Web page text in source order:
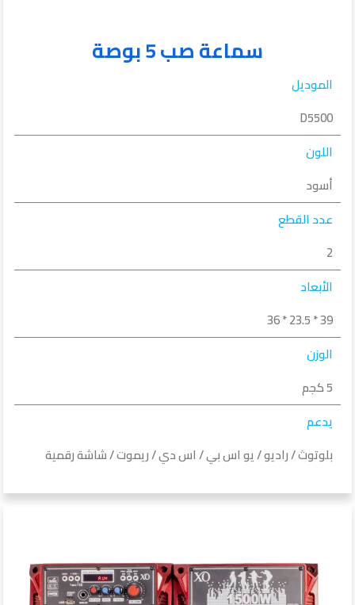
سماعة صب 5 بوصة
الموديل
D5500
اللون
أسود
عدد القطع
2
الأبعاد
39 * 23.5 * 36
الوزن
5 كجم
يدعم
بلوتوث / راديو / يو اس بي / اس دي / ريموت / شاشة رقمية